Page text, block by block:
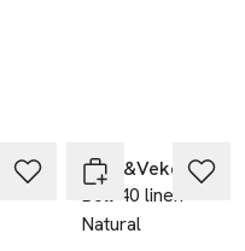
Watt&Veke
Boll 40 linen
Natural